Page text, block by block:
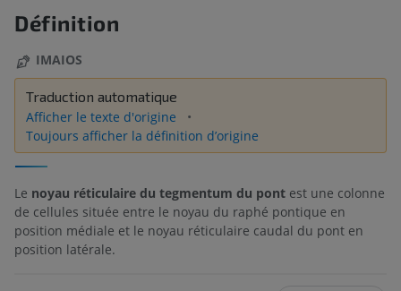
Définition
IMAIOS
Traduction automatique
Afficher le texte d'origine
Toujours afficher la définition d’origine
Le noyau réticulaire du tegmentum du pont est une colonne
de cellules située entre le noyau du raphé pontique en
position médiale et le noyau réticulaire caudal du pont en
position latérale.